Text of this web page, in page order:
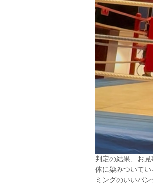
判定の結果、お
体に染みついてい
ミングのいいパ